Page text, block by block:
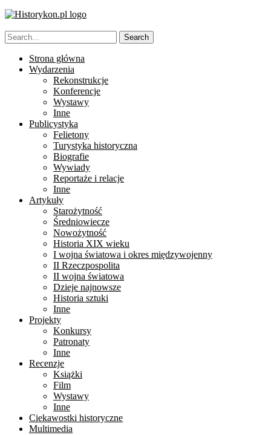
Strona główna
Wydarzenia
Rekonstrukcje
Konferencje
Wystawy
Inne
Publicystyka
Felietony
Turystyka historyczna
Biografie
Wywiady
Reportaże i relacje
Inne
Artykuły
Starożytność
Średniowiecze
Nowożytność
Historia XIX wieku
I wojna światowa i okres międzywojenny
II Rzeczpospolita
II wojna światowa
Dzieje najnowsze
Historia sztuki
Inne
Projekty
Konkursy
Patronaty
Inne
Recenzje
Książki
Film
Wystawy
Inne
Ciekawostki historyczne
Multimedia